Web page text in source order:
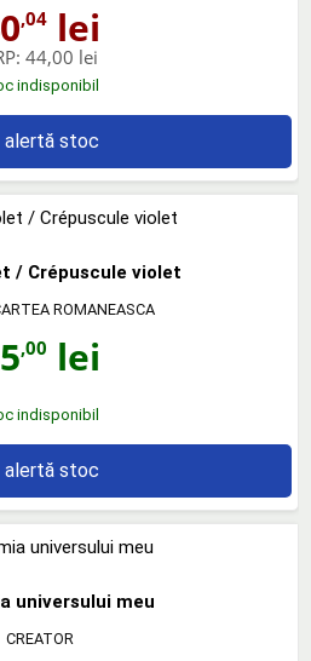
,04 lei
44,00 lei
indisponibil
alertă stoc
/ Crépuscule violet
ROMANEASCA
,00 lei
indisponibil
alertă stoc
universului meu
CREATOR